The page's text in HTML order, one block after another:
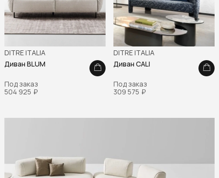
DITRE ITALIA
Диван BLUM
Под заказ
504 925 ₽
DITRE ITALIA
Диван CALI
Под заказ
309 575 ₽